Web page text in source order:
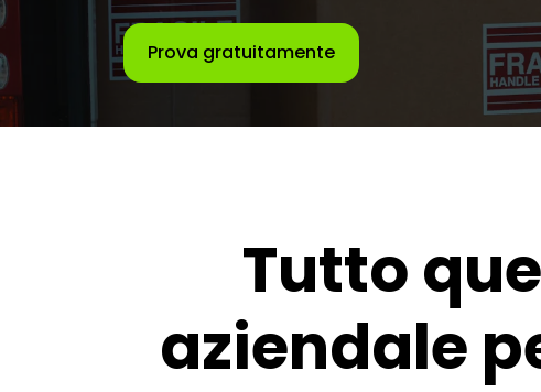
Prova gratuitamente
Tutto
aziendale